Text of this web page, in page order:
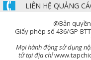
LIÊN HỆ QUẢNG
@Bản
Giấy phép số 436/GP-
Mọi hành động sử dụng
tử tại địa chỉ